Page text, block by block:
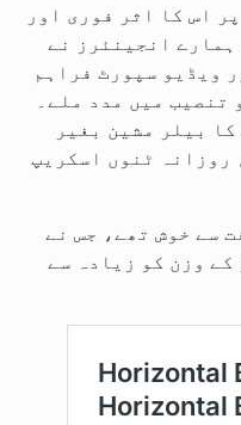
اس کا اثر فوری اور
انجینئرز نے
ویڈیو سپورٹ فراہم
تنصیب میں مدد ملے۔
بیلر مشین بغیر
روزانہ ٹنوں اسکریپ
سے خوش تھے، جس نے
وزن کو زیادہ سے